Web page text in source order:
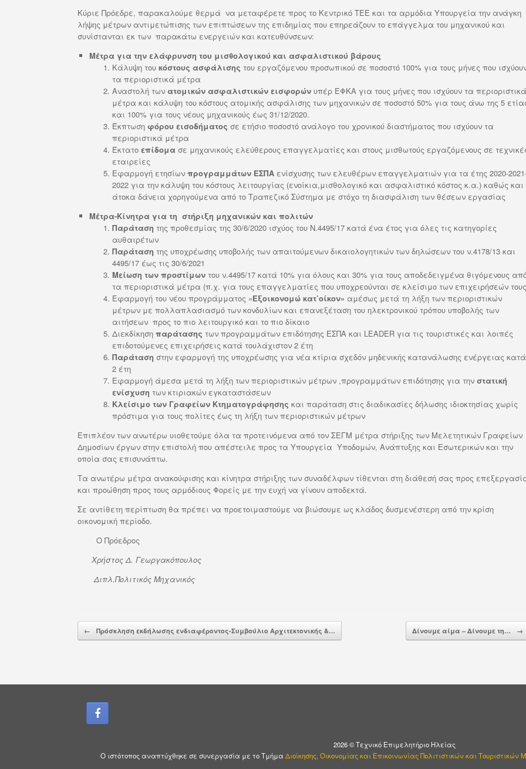
Κύριε Πρόεδρε, παρακαλούμε θερμά να μεταφέρετε προς το Κεντρικό ΤΕΕ και τα αρμόδια Υπουργεία την ανάγκη
λήψης μέτρων αντιμετώπισης των επιπτώσεων της επιδημίας που επηρεάζουν το επάγγελμα του μηχανικού και
συνίστανται εκ των παρακάτω ενεργειών και κατευθύνσεων:
Μέτρα για την ελάφρυνση του μισθολογικού και ασφαλιστικού βάρους
Κάλυψη του κόστους ασφάλισης του εργαζόμενου προσωπικού σε ποσοστό 100% για τους μήνες που
τα περιοριστικά μέτρα
Αναστολή των ατομικών ασφαλιστικών εισφορώνυπέρ ΕΦΚΑ για τους μήνες που ισχύουν τα περιοριστικά
μέτρα και κάλυψη του κόστους ατομικής ασφάλισης των μηχανικών σε ποσοστό 50% για τους άνω της 5
και 100% για τους νέους μηχανικούς έως 31/12/2020.
Έκπτωση φόρου εισοδήματος σε ετήσιο ποσοστό ανάλογο του χρονικού διαστήματος που ισχύουν τα
περιοριστικά μέτρα
Έκτατο επίδομα σε μηχανικούς ελεύθερους επαγγελματίες και στους μισθωτούς εργαζόμενους σε
εταιρείες
Εφαρμογή ετησίων προγραμμάτων ΕΣΠΑενίσχυσης των ελευθέρων επαγγελματιών για τα έτης 2020-
2022 για την κάλυψη του κόστους λειτουργίας (ενοίκια,μισθολογικό και ασφαλιστικό κόστος κ.α.) καθώς και
άτοκα δάνεια χορηγούμενα από το Τραπεζικό Σύστημα με στόχο τη διασφάλιση των θέσεων εργασίας
Μέτρα-Κίνητρα για τη στήριξη μηχανικών και πολιτών
Παράταση της προθεσμίας της 30/6/2020 ισχύος του Ν.4495/17 κατά ένα έτος για όλες τις κατηγορίες
αυθαιρέτων
Παράταση της υποχρέωσης υποβολής των απαιτούμενων δικαιολογητικών των δηλώσεων του ν.4178/13 και
4495/17 έως τις 30/6/2021
Μείωση των προστίμωντου ν.4495/17 κατά 10% για όλους και 30% για τους αποδεδειγμένα θιγόμενους
τα περιοριστικά μέτρα (π.χ. για τους επαγγελματίες που υποχρεούνται σε κλείσιμο των επιχειρήσεών
Εφαρμογή του νέου προγράμματος «Εξοικονομώ κατ’οίκον» αμέσως μετά τη λήξη των περιοριστικών
μέτρων με πολλαπλασιασμό των κονδυλίων και επανεξέταση του ηλεκτρονικού τρόπου υποβολής των
αιτήσεων προς το πιο λειτουργικό και το πιο δίκαιο
Διεκδίκηση παράτασης των προγραμμάτων επιδότησης ΕΣΠΑ και LEADER για τις τουριστικές και λοιπές
επιδοτούμενες επιχειρήσεις κατά τουλάχιστον 2 έτη
Παράταση στην εφαρμογή της υποχρέωσης για νέα κτίρια σχεδόν μηδενικής κατανάλωσης ενέργειας κατά
2 έτη
Εφαρμογή άμεσα μετά τη λήξη των περιοριστικών μέτρων ,προγραμμάτων επιδότησης για την στατική
ενίσχυση των κτιριακών εγκαταστάσεων
Κλείσιμο των Γραφείων Κτηματογράφησης και παράταση στις διαδικασίες δήλωσης ιδιοκτησίας χωρίς
πρόστιμα για τους πολίτες έως τη λήξη των περιοριστικών μέτρων
Επιπλέον των ανωτέρω υιοθετούμε όλα τα προτεινόμενα από τον ΣΕΓΜ μέτρα στήριξης των Μελετητικών Γραφείων
Δημοσίων έργων στην επιστολή που απέστειλε προς τα Υπουργεία Υποδομών, Ανάπτυξης και Εσωτερικών και την
οποία σας επισυνάπτω.
Τα ανωτέρω μέτρα ανακούφισης και κίνητρα στήριξης των συναδέλφων τίθενται στη διάθεσή σας προς
και προώθηση προς τους αρμόδιους Φορείς με την ευχή να γίνουν αποδεκτά.
Σε αντίθετη περίπτωση θα πρέπει να προετοιμαστούμε να βιώσουμε ως κλάδος δυσμενέστερη από την κρίση
οικονομική περίοδο.
Ο Πρόεδρος
Χρήστος Δ. Γεωργακόπουλος
Διπλ.Πολιτικός Μηχανικός
Post navigation
← Πρόσκληση εκδήλωσης ενδιαφέροντος-Συμβούλιο Αρχιτεκτονικής &… Δίνουμε αίμα – Δίνουμε τη… →
2026 © Τεχνικό Επιμελητήριο Ηλείας
Ο ιστότοπος αναπτύχθηκε σε συνεργασία με το Τμήμα Διοίκησης, Οικονομίας και Επικοινωνίας Πολιτιστικών και Τουριστικών